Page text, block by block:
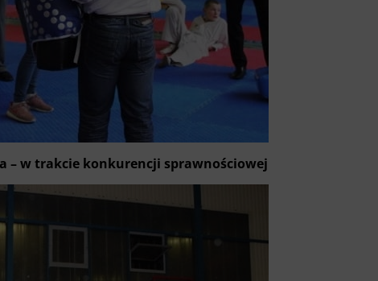
– w trakcie konkurencji sprawnościowej